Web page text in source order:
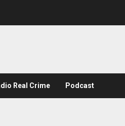
Real Crime Podcast